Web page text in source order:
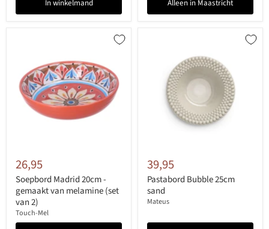
In winkelmand Alleen in Maastricht
26,95
Soepbord Madrid 20cm -
gemaakt van melamine (set
van 2)
Touch-Mel
39,95
Pastabord Bubble 25cm
sand
Mateus